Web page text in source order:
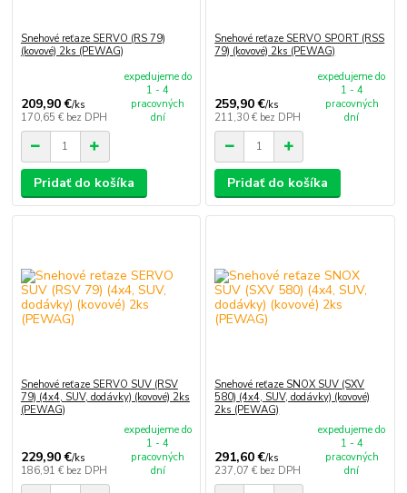
Snehové reťaze SERVO (RS 79)
(kovové) 2ks (PEWAG)
209,90 €/ks
170,65 € bez DPH
expedujeme do
1 - 4
pracovných
dní
Pridať do košíka
Snehové reťaze SERVO SPORT (RSS
79) (kovové) 2ks (PEWAG)
259,90 €/ks
211,30 € bez DPH
expedujeme do
1 - 4
pracovných
dní
Pridať do košíka
Snehové reťaze SERVO SUV (RSV
79) (4x4, SUV, dodávky) (kovové) 2ks
(PEWAG)
229,90 €/ks
186,91 € bez DPH
expedujeme do
1 - 4
pracovných
dní
Snehové reťaze SNOX SUV (SXV
580) (4x4, SUV, dodávky) (kovové)
2ks (PEWAG)
291,60 €/ks
237,07 € bez DPH
expedujeme do
1 - 4
pracovných
dní